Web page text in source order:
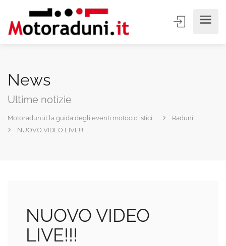
News
Ultime notizie
Motoraduni.it la guida degli eventi motociclistici
Raduni
NUOVO VIDEO LIVE!!!
NUOVO VIDEO
LIVE!!!